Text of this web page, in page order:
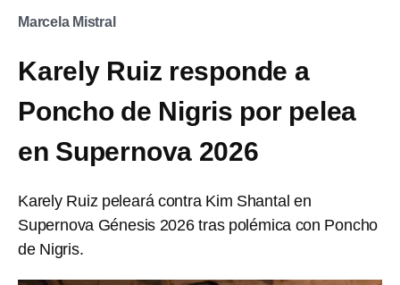
Marcela Mistral
Karely Ruiz responde a
Poncho de Nigris por pelea
en Supernova 2026
Karely Ruiz peleará contra Kim Shantal en
Supernova Génesis 2026 tras polémica con Poncho
de Nigris.